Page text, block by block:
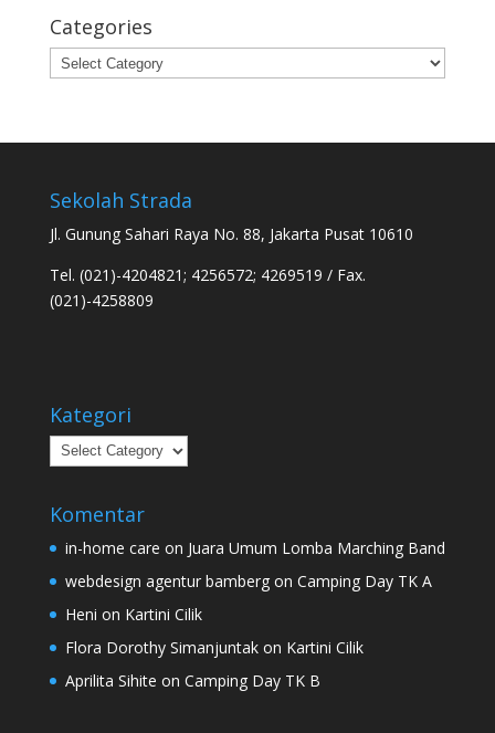
Categories
Categories
Sekolah Strada
Jl. Gunung Sahari Raya No. 88, Jakarta Pusat 10610
Tel. (021)-4204821; 4256572; 4269519 / Fax.
(021)-4258809
Kategori
Kategori
Komentar
in-home care on Juara Umum Lomba Marching Band
webdesign agentur bambergon Camping Day TK A
Heni on Kartini Cilik
Flora Dorothy Simanjuntakon Kartini Cilik
Aprilita Sihite on Camping Day TK B